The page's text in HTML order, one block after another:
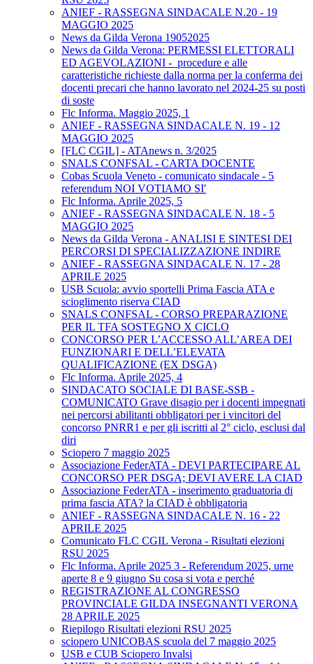
ANIEF - RASSEGNA SINDACALE N.20 - 19
MAGGIO 2025
News da Gilda Verona 19052025
News da Gilda Verona: PERMESSI ELETTORALI
ED AGEVOLAZIONI - procedure e alle
caratteristiche richieste dalla norma per la conferma dei
docenti precari che hanno lavorato nel 2024-25 su posti
di soste
Flc Informa. Maggio 2025, 1
ANIEF - RASSEGNA SINDACALE N. 19 - 12
MAGGIO 2025
[FLC CGIL] - ATAnews n. 3/2025
SNALS CONFSAL - CARTA DOCENTE
Cobas Scuola Veneto - comunicato sindacale - 5
referendum NOI VOTIAMO SI'
Flc Informa. Aprile 2025, 5
ANIEF - RASSEGNA SINDACALE N. 18 - 5
MAGGIO 2025
News da Gilda Verona - ANALISI E SINTESI DEI
PERCORSI DI SPECIALIZZAZIONE INDIRE
ANIEF - RASSEGNA SINDACALE N. 17 - 28
APRILE 2025
USB Scuola: avvio sportelli Prima Fascia ATA e
scioglimento riserva CIAD
SNALS CONFSAL - CORSO PREPARAZIONE
PER IL TFA SOSTEGNO X CICLO
CONCORSO PER L’ACCESSO ALL’AREA DEI
FUNZIONARI E DELL’ELEVATA
QUALIFICAZIONE (EX DSGA)
Flc Informa. Aprile 2025, 4
SINDACATO SOCIALE DI BASE-SSB -
COMUNICATO Grave disagio per i docenti impegnati
nei percorsi abilitanti obbligatori per i vincitori del
concorso PNRR1 e per gli iscritti al 2° ciclo, esclusi dal
diri
Sciopero 7 maggio 2025
Associazione FederATA - DEVI PARTECIPARE AL
CONCORSO PER DSGA; DEVI AVERE LA CIAD
Associazione FederATA - inserimento graduatoria di
prima fascia ATA? la CIAD è obbligatoria
ANIEF - RASSEGNA SINDACALE N. 16 - 22
APRILE 2025
Comunicato FLC CGIL Verona - Risultati elezioni
RSU 2025
Flc Informa. Aprile 2025 3 - Referendum 2025, urne
aperte 8 e 9 giugno Su cosa si vota e perché
REGISTRAZIONE AL CONGRESSO
PROVINCIALE GILDA INSEGNANTI VERONA
28 APRILE 2025
Riepilogo Risultati elezioni RSU 2025
sciopero UNICOBAS scuola del 7 maggio 2025
USB e CUB Sciopero Invalsi